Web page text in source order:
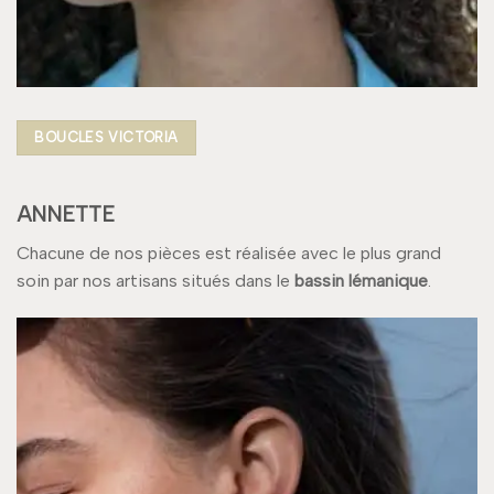
BOUCLES VICTORIA
ANNETTE
Chacune de nos pièces est réalisée avec le plus grand
soin par nos artisans situés dans le bassin lémanique.